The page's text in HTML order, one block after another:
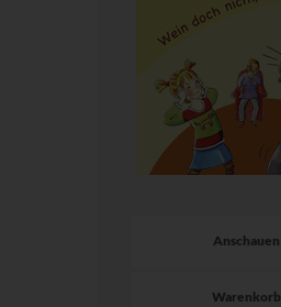
Anschauen
Warenkorb